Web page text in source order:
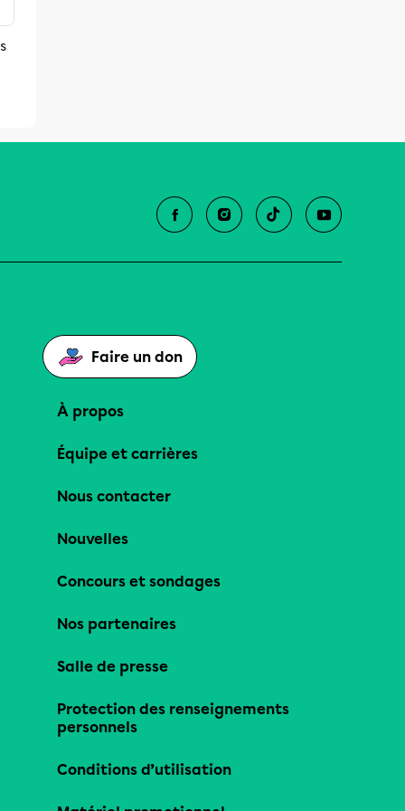
Faire un don
À propos
Équipe et carrières
Nous contacter
Nouvelles
Concours et sondages
Nos partenaires
Salle de presse
Protection des renseignements
personnels
Conditions d’utilisation